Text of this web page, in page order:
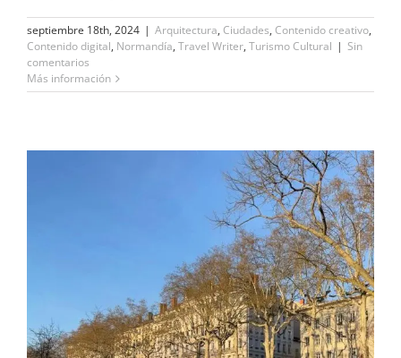
septiembre 18th, 2024 | Arquitectura, Ciudades, Contenido creativo,
Contenido digital, Normandía, Travel Writer, Turismo Cultural | Sin
comentarios
Más información